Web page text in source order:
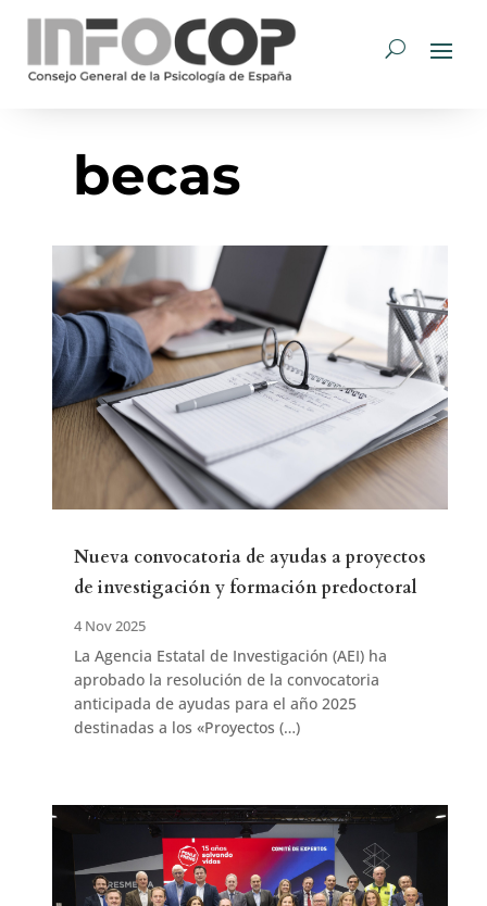
becas
Nueva convocatoria de ayudas a proyectos
de investigación y formación predoctoral
4 Nov 2025
La Agencia Estatal de Investigación (AEI) ha
aprobado la resolución de la convocatoria
anticipada de ayudas para el año 2025
destinadas a los «Proyectos (…)